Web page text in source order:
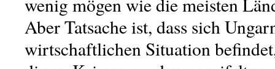
Aber Tatsache ist, dass sich
wirtschaftlichen Situation